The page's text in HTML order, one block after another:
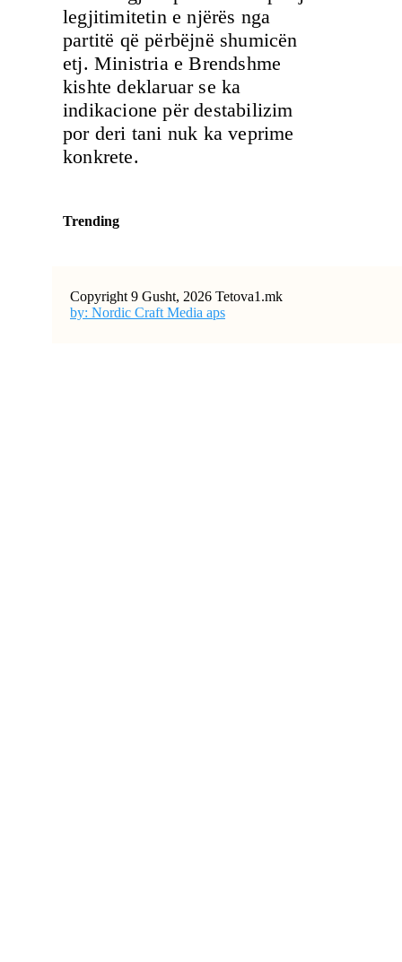
legjitimitetin e njërës nga
partitë që përbëjnë shumicën
etj. Ministria e Brendshme
kishte deklaruar se ka
indikacione për destabilizim
por deri tani nuk ka veprime
konkrete.
Trending
Copyright 9 Gusht, 2026 Tetova1.mk
by: Nordic Craft Media aps